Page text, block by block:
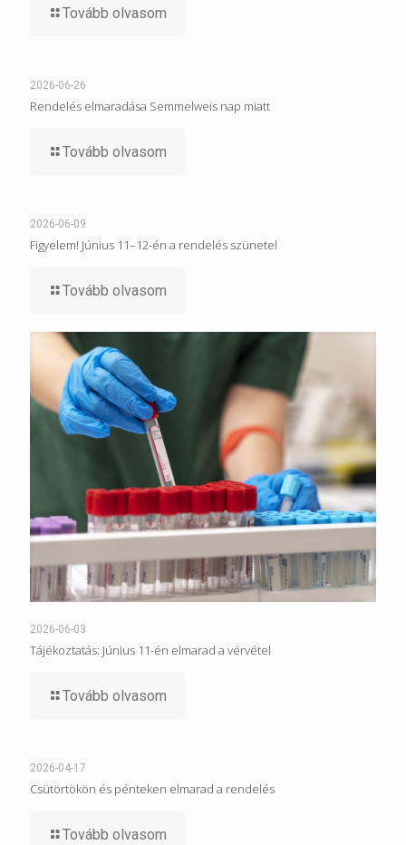
Tovább olvasom
2026-06-26
Rendelés elmaradása Semmelweis nap miatt
Tovább olvasom
2026-06-09
Figyelem! Június 11–12-én a rendelés szünetel
Tovább olvasom
2026-06-03
Tájékoztatás: Június 11-én elmarad a vérvétel
Tovább olvasom
2026-04-17
Csütörtökön és pénteken elmarad a rendelés
Tovább olvasom